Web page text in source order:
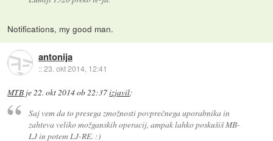
Notifications, my good man.
antonija
::23. okt 2014, 12:41
MTB je22. okt 2014 ob 22:37izjavil:
Saj vem da to presega zmožnosti povprečnega uporabnika in
zahteva veliko možganskih operacij, ampak lahko poskušiš MB-
LJ in potem LJ-RE. :)